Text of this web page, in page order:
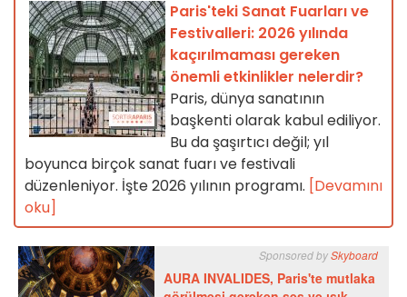
Paris'teki Sanat Fuarları ve
Festivalleri: 2026 yılında
kaçırılmaması gereken
önemli etkinlikler nelerdir?
Paris, dünya sanatının
başkenti olarak kabul ediliyor.
Bu da şaşırtıcı değil; yıl
boyunca birçok sanat fuarı ve festivali
düzenleniyor. İşte 2026 yılının programı. [Devamını
oku]